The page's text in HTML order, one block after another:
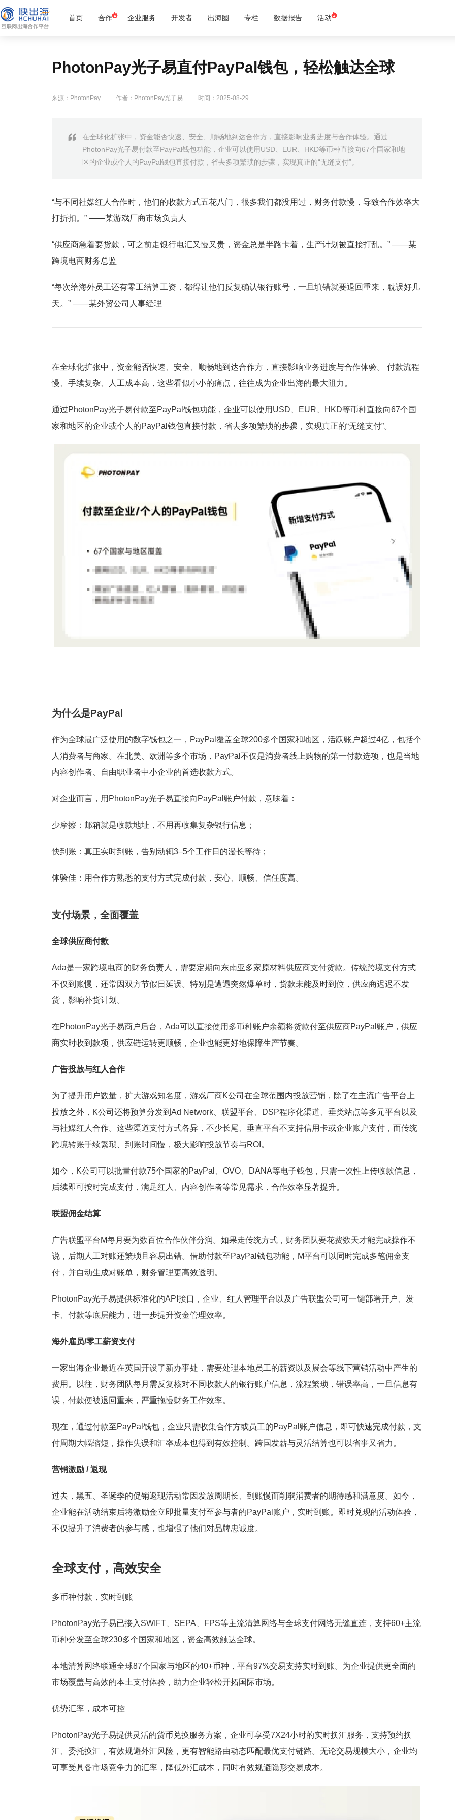
首页 合作 企业服务 开发者 出海圈 专栏 数据报告 活动
PhotonPay光子易直付PayPal钱包，轻松触达全球
来源：PhotonPay 作者：PhotonPay光子易 时间：2025-08-29
在全球化扩张中，资金能否快速、安全、顺畅地到达合作方，直接影响业务进度与合作体验。通过
PhotonPay光子易付款至PayPal钱包功能，企业可以使用USD、EUR、HKD等币种直接向67个国家和地
区的企业或个人的PayPal钱包直接付款，省去多项繁琐的步骤，实现真正的“无缝支付”。
“与不同社媒红人合作时，他们的收款方式五花八门，很多我们都没用过，财务付款慢，导致合作效率大
打折扣。” ——某游戏厂商市场负责人
“供应商急着要货款，可之前走银行电汇又慢又贵，资金总是半路卡着，生产计划被直接打乱。” ——某
跨境电商财务总监
“每次给海外员工还有零工结算工资，都得让他们反复确认银行账号，一旦填错就要退回重来，耽误好几
天。” ——某外贸公司人事经理
在全球化扩张中，资金能否快速、安全、顺畅地到达合作方，直接影响业务进度与合作体验。 付款流程
慢、手续复杂、人工成本高，这些看似小小的痛点，往往成为企业出海的最大阻力。
通过PhotonPay光子易付款至PayPal钱包功能，企业可以使用USD、EUR、HKD等币种直接向67个国
家和地区的企业或个人的PayPal钱包直接付款，省去多项繁琐的步骤，实现真正的“无缝支付”。
为什么是PayPal
作为全球最广泛使用的数字钱包之一，PayPal覆盖全球200多个国家和地区，活跃账户超过4亿，包括个
人消费者与商家。在北美、欧洲等多个市场，PayPal不仅是消费者线上购物的第一付款选项，也是当地
内容创作者、自由职业者中小企业的首选收款方式。
对企业而言，用PhotonPay光子易直接向PayPal账户付款，意味着：
少摩擦：邮箱就是收款地址，不用再收集复杂银行信息；
快到账：真正实时到账，告别动辄3–5个工作日的漫长等待；
体验佳：用合作方熟悉的支付方式完成付款，安心、顺畅、信任度高。
支付场景，全面覆盖
全球供应商付款
Ada是一家跨境电商的财务负责人，需要定期向东南亚多家原材料供应商支付货款。传统跨境支付方式
不仅到账慢，还常因双方节假日延误。特别是遭遇突然爆单时，货款未能及时到位，供应商迟迟不发
货，影响补货计划。
在PhotonPay光子易商户后台，Ada可以直接使用多币种账户余额将货款付至供应商PayPal账户，供应
商实时收到款项，供应链运转更顺畅，企业也能更好地保障生产节奏。
广告投放与红人合作
为了提升用户数量，扩大游戏知名度，游戏厂商K公司在全球范围内投放营销，除了在主流广告平台上
投放之外，K公司还将预算分发到Ad Network、联盟平台、DSP程序化渠道、垂类站点等多元平台以及
与社媒红人合作。这些渠道支付方式各异，不少长尾、垂直平台不支持信用卡或企业账户支付，而传统
跨境转账手续繁琐、到账时间慢，极大影响投放节奏与ROI。
如今，K公司可以批量付款75个国家的PayPal、OVO、DANA等电子钱包，只需一次性上传收款信息，
后续即可按时完成支付，满足红人、内容创作者等常见需求，合作效率显著提升。
联盟佣金结算
广告联盟平台M每月要为数百位合作伙伴分润。如果走传统方式，财务团队要花费数天才能完成操作不
说，后期人工对账还繁琐且容易出错。借助付款至PayPal钱包功能，M平台可以同时完成多笔佣金支
付，并自动生成对账单，财务管理更高效透明。
PhotonPay光子易提供标准化的API接口，企业、红人管理平台以及广告联盟公司可一键部署开户、发
卡、付款等底层能力，进一步提升资金管理效率。
海外雇员/零工薪资支付
一家出海企业最近在英国开设了新办事处，需要处理本地员工的薪资以及展会等线下营销活动中产生的
费用。以往，财务团队每月需反复核对不同收款人的银行账户信息，流程繁琐，错误率高，一旦信息有
误，付款便被退回重来，严重拖慢财务工作效率。
现在，通过付款至PayPal钱包，企业只需收集合作方或员工的PayPal账户信息，即可快速完成付款，支
付周期大幅缩短，操作失误和汇率成本也得到有效控制。跨国发薪与灵活结算也可以省事又省力。
营销激励 / 返现
过去，黑五、圣诞季的促销返现活动常因发放周期长、到账慢而削弱消费者的期待感和满意度。如今，
企业能在活动结束后将激励金立即批量支付至参与者的PayPal账户，实时到账。即时兑现的活动体验，
不仅提升了消费者的参与感，也增强了他们对品牌忠诚度。
全球支付，高效安全
多币种付款，实时到账
PhotonPay光子易已接入SWIFT、SEPA、FPS等主流清算网络与全球支付网络无缝直连，支持60+主流
币种分发至全球230多个国家和地区，资金高效触达全球。
本地清算网络联通全球87个国家与地区的40+币种，平台97%交易支持实时到账。为企业提供更全面的
市场覆盖与高效的本土支付体验，助力企业轻松开拓国际市场。
优势汇率，成本可控
PhotonPay光子易提供灵活的货币兑换服务方案，企业可享受7X24小时的实时换汇服务，支持预约换
汇、委托换汇，有效规避外汇风险，更有智能路由动态匹配最优支付链路。无论交易规模大小，企业均
可享受具备市场竞争力的汇率，降低外汇成本，同时有效规避隐形交易成本。